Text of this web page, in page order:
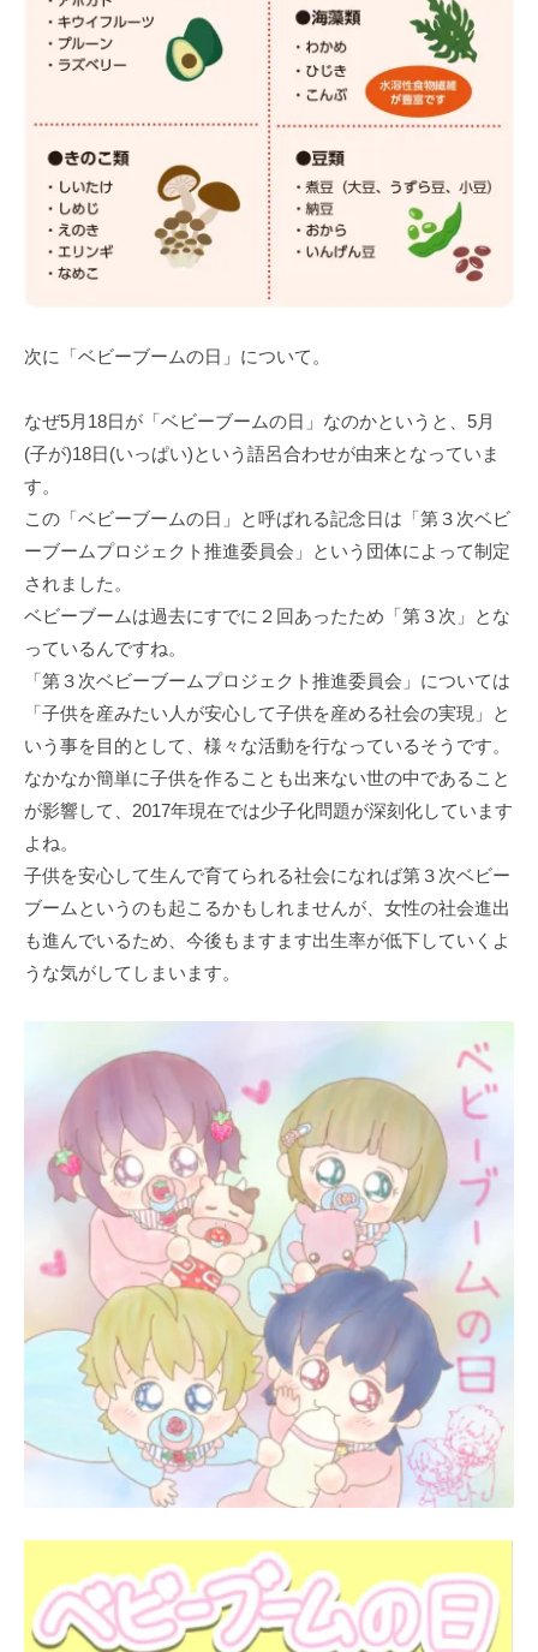
次に「ベビーブームの日」について。
なぜ5⽉18⽇が「ベビーブームの⽇」なのかというと、5⽉
(⼦が)18⽇(いっぱい)という語呂合わせが由来となっていま
す。
この「ベビーブームの⽇」と呼ばれる記念⽇は「第３次ベビ
ーブームプロジェクト推進委員会」という団体によって制定
されました。
ベビーブームは過去にすでに２回あったため「第３次」とな
っているんですね。
「第３次ベビーブームプロジェクト推進委員会」については
「⼦供を産みたい⼈が安⼼して⼦供を産める社会の実現」と
いう事を⽬的として、様々な活動を⾏なっているそうです。
なかなか簡単に⼦供を作ることも出来ない世の中であること
が影響して、2017年現在では少⼦化問題が深刻化しています
よね。
⼦供を安⼼して⽣んで育てられる社会になれば第３次ベビー
ブームというのも起こるかもしれませんが、⼥性の社会進出
も進んでいるため、今後もますます出⽣率が低下していくよ
うな気がしてしまいます。